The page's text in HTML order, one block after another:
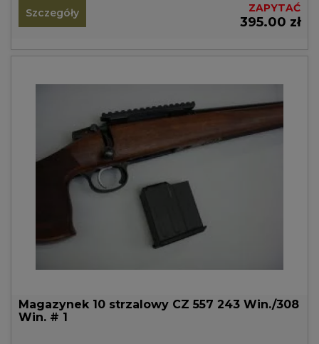
Szczegóły ZAPYTAĆ
395.00 zł
Magazynek 10 strzalowy CZ 557 243 Win./308
Win. # 1